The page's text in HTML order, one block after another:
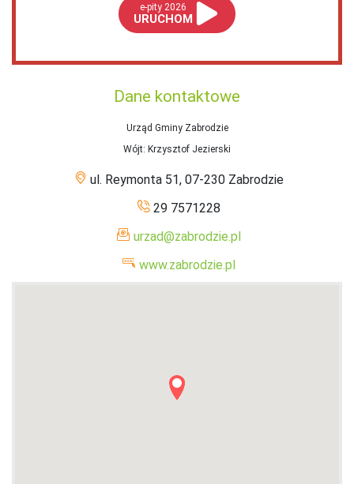
e-pity 2026
URUCHOM
Dane kontaktowe
Urząd Gminy Zabrodzie
Wójt: Krzysztof Jezierski
ul. Reymonta 51, 07-230 Zabrodzie
29 7571228
urzad@zabrodzie.pl
www.zabrodzie.pl